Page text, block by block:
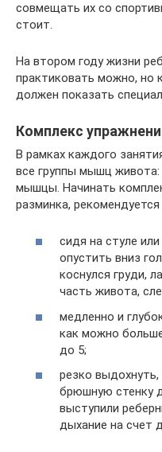
совмещать их со
стоит.
На втором году жизни
практиковать можно, но
должен показать
Комплекс
В рамках каждого
все группы мышц живота:
мышцы. Начинать
разминка,
сидя на стуле
опустить вниз
коснулся груди,
часть живота,
медленно и
как можно
до 5;
резко
брюшную стенку
выступили
дыхание на счет